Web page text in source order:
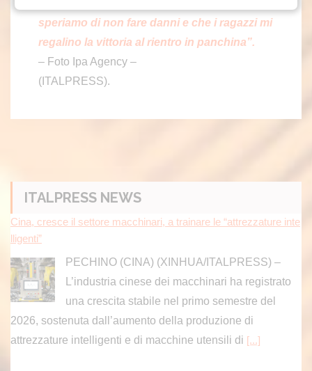
speriamo di non fare danni e che i ragazzi mi
regalino la vittoria al rientro in panchina”.
– Foto Ipa Agency –
(ITALPRESS).
ITALPRESS NEWS
Cina, cresce il settore macchinari, a trainare le “attrezzature inte
lligenti”
PECHINO (CINA) (XINHUA/ITALPRESS) –
L’industria cinese dei macchinari ha registrato
una crescita stabile nel primo semestre del
2026, sostenuta dall’aumento della produzione di
attrezzature intelligenti e di macchine utensili di [...]